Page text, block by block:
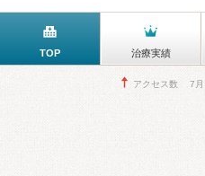
TOP 治療実績
アクセス数 7月